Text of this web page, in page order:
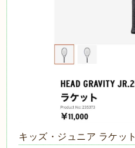
キッズ・ジュニア ラケット